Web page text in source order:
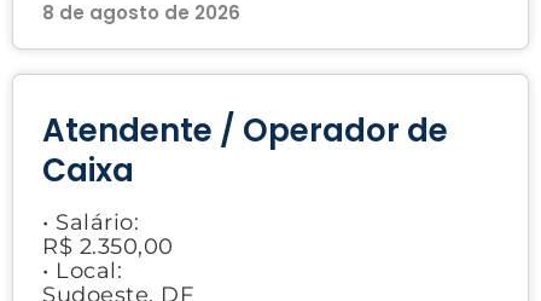
8 de agosto de 2026
Atendente / Operador de
Caixa
• Salário:
R$ 2.350,00
• Local:
Sudoeste, DF